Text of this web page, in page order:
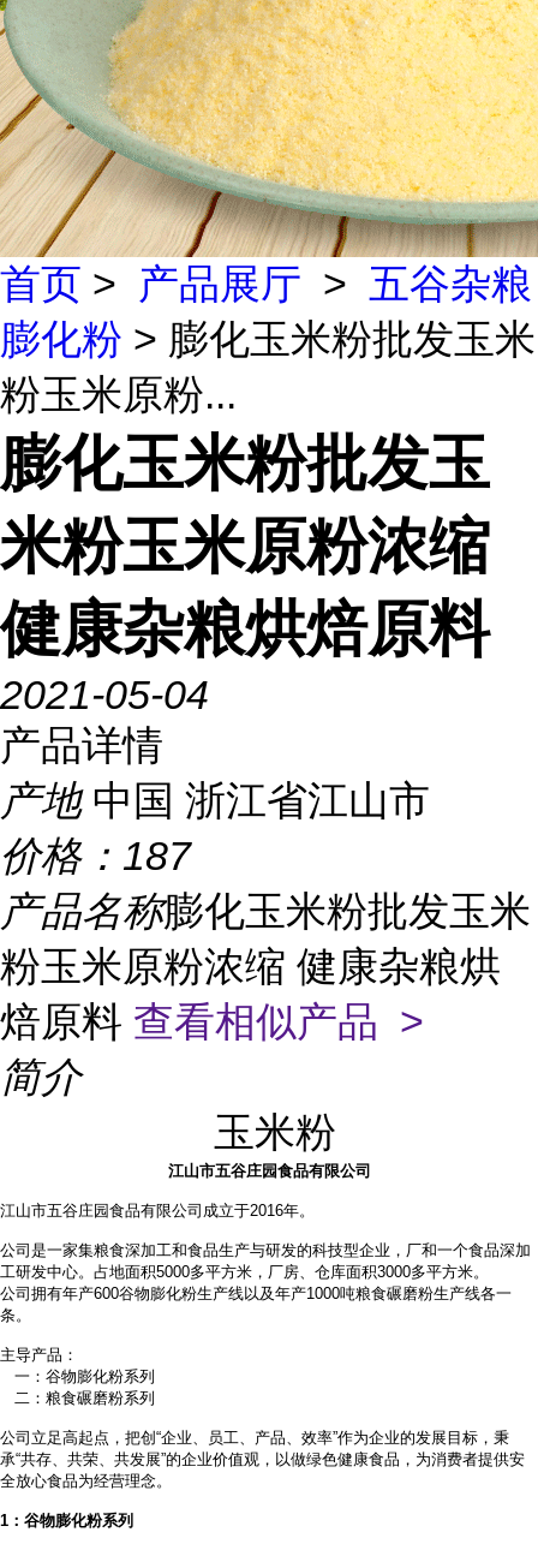
首页 > 产品展厅 > 五谷杂粮
膨化粉 > 膨化玉米粉批发玉米
粉玉米原粉...
膨化玉米粉批发玉
米粉玉米原粉浓缩
健康杂粮烘焙原料
2021-05-04
产品详情
产地 中国 浙江省江山市
价格： 187
产品名称膨化玉米粉批发玉米
粉玉米原粉浓缩 健康杂粮烘
焙原料 查看相似产品 >
简介
玉米粉
江山市五谷庄园食品有限公司
江山市五谷庄园食品有限公司成立于2016年。
公司是一家集粮食深加工和食品生产与研发的科技型企业，厂和一个食品深加
工研发中心。占地面积5000多平方米，厂房、仓库面积3000多平方米。
公司拥有年产600谷物膨化粉生产线以及年产1000吨粮食碾磨粉生产线各一
条。
主导产品：
一：谷物膨化粉系列
二：粮食碾磨粉系列
公司立足高起点，把创 “企业、员工、产品、效率”作为企业的发展目标，秉
承“共存、共荣、共发展”的企业价值观，以做绿色健康食品，为消费者提供安
全放心食品为经营理念。
1 ：谷物膨化粉系列